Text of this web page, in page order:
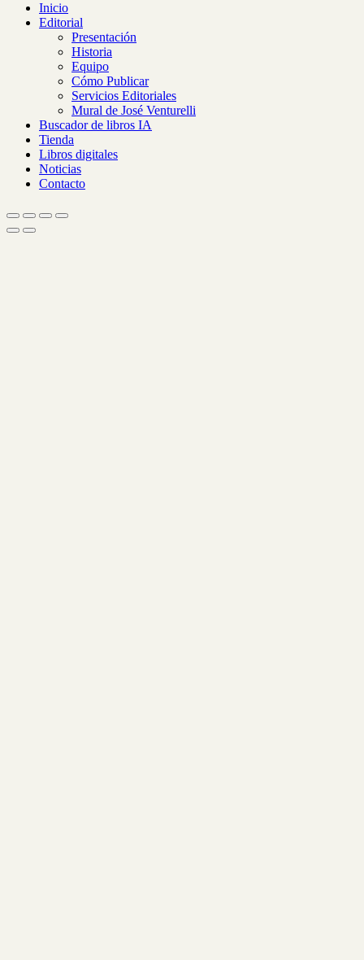
Inicio
Editorial
Presentación
Historia
Equipo
Cómo Publicar
Servicios Editoriales
Mural de José Venturelli
Buscador de libros IA
Tienda
Libros digitales
Noticias
Contacto